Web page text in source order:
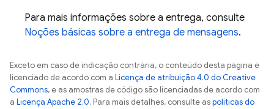
Para mais informações sobre a entrega, consulte
Noções básicas sobre a entrega de mensagens.
Exceto em caso de indicação contrária, o conteúdo desta página é
licenciado de acordo com a Licença de atribuição 4.0 do Creative
Commons, e as amostras de código são licenciadas de acordo com
a Licença Apache 2.0. Para mais detalhes, consulte aspolíticas do